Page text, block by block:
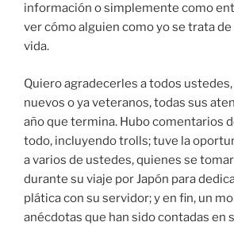
información o simplemente como
ver cómo alguien como yo se trata de
vida.
Quiero agradecerles a todos
nuevos o ya veteranos, todas sus
año que termina. Hubo comentarios
todo, incluyendo trolls; tuve la
a varios de ustedes, quienes se
durante su viaje por Japón para
plática con su servidor; y en fin, un
anécdotas que han sido contadas en